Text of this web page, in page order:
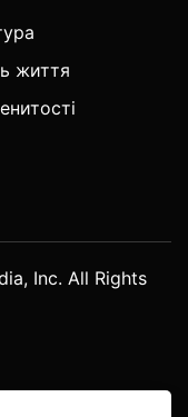
життя
Inc. All Rights